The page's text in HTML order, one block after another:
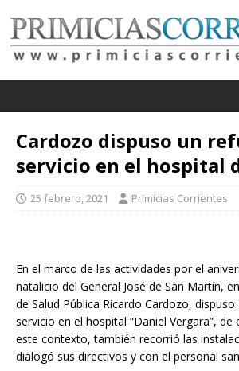
Cardozo dispuso un
servicio en el hospital
25 febrero, 2021 Primicias Corrientes
En el marco de las actividades por el
natalicio del General José de San Martín,
de Salud Pública Ricardo Cardozo,
servicio en el hospital “Daniel Vergara”, de
este contexto, también recorrió las
dialogó sus directivos y con el personal